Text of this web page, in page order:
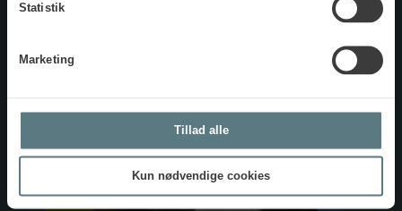
Statistik
Marketing
Tillad alle
Kun nødvendige cookies